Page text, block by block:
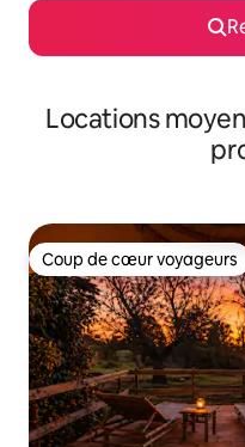
Locations
Coup de cœur voyageurs
Coup de cœur voyageurs